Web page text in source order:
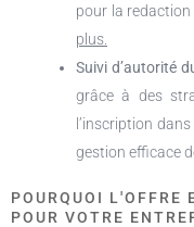
pour la redaction
plus.
Suivi d’autorité
grâce à des
l’inscription
gestion efficace
POURQUOI L'OFFRE
POUR VOTRE